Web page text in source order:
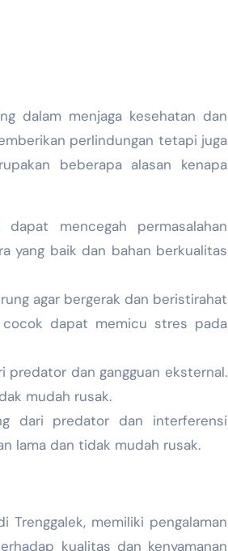
dalam menjaga kesehatan dan
perlindungan tetapi juga
beberapa alasan kenapa
mencegah permasalahan
yang baik dan bahan berkualitas
agar bergerak dan beristirahat
cocok dapat memicu stres pada
predator dan gangguan eksternal.
mudah rusak.
dari predator dan interferensi
lama dan tidak mudah rusak.
memiliki pengalaman
kualitas dan kenyamanan